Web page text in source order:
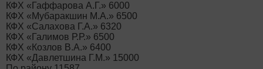
КФХ «Гаффарова А.Г.» 6000
КФХ «Мубаракшин М.А.» 6500
КФХ «Салахова Г.А.» 6320
КФХ «Галимов Р.Р.» 6500
КФХ «Козлов В.А.» 6400
КФХ «Давлетшина Г.М.» 15000